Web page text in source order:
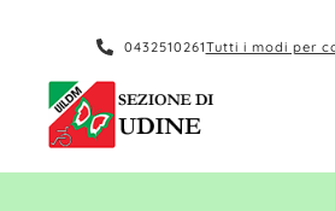
0432510261Tutti i modi per